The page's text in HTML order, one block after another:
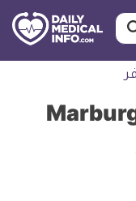
انفو